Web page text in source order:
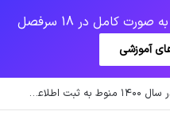
کامل در 18 سرفصل
آموزشی
پرداخت حقوق کارکنان دستگاه‌ها در سال ۱۴۰۰ منوط به ثبت اطلاعات کارکنان در سامانه شد